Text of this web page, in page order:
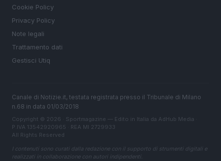
Cookie Policy
Privacy Policy
Note legali
Trattamento dati
Gestisci Utiq
Canale di Notizie.it, testata registrata presso il Tribunale di Milano
n.68 in data 01/03/2018
Copyright © 2026 · Sportmagazine — Edito in Italia da AdHub Media
P.IVA 13542920965 · REA MI 2729933
All Rights Reserved
I contenuti sono curati dalla redazione con il supporto di strumenti digitali e
realizzati in collaborazione con autori indipendenti.